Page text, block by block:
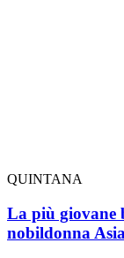
QUINTANA
La più giovane
nobildonna